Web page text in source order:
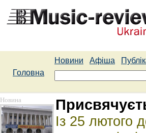
Новини Афіша
Головна
Новина
Із 25 лютого